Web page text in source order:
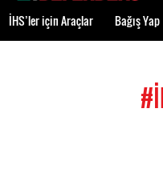
İHS’ler için Araçlar Bağış Yap